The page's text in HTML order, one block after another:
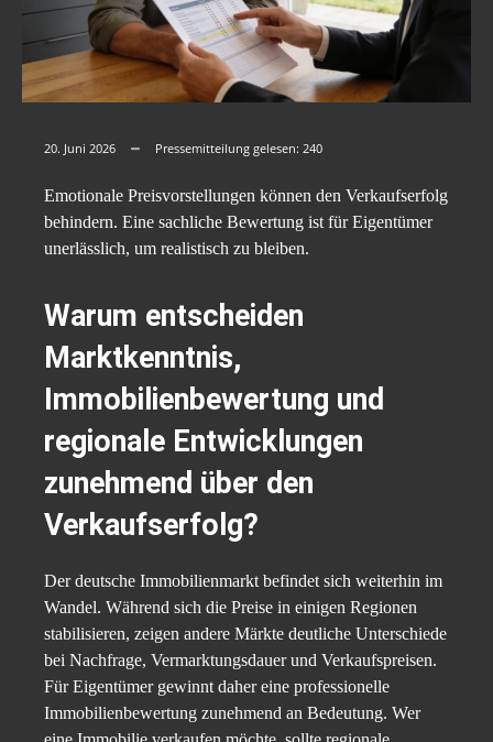
20. Juni 2026 Pressemitteilung gelesen: 240
Emotionale Preisvorstellungen können den Verkaufserfolg
behindern. Eine sachliche Bewertung ist für Eigentümer
unerlässlich, um realistisch zu bleiben.
Warum entscheiden
Marktkenntnis,
Immobilienbewertung und
regionale Entwicklungen
zunehmend über den
Verkaufserfolg?
Der deutsche Immobilienmarkt befindet sich weiterhin im
Wandel. Während sich die Preise in einigen Regionen
stabilisieren, zeigen andere Märkte deutliche Unterschiede
bei Nachfrage, Vermarktungsdauer und Verkaufspreisen.
Für Eigentümer gewinnt daher eine professionelle
Immobilienbewertung zunehmend an Bedeutung. Wer